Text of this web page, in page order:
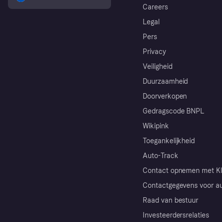
Careers
Legal
Pers
Privacy
Veiligheid
Duurzaamheid
Doorverkopen
Gedragscode BNPL
Wikipink
Toegankelijkheid
Auto-Track
Contact opnemen met
Contactgegevens voor
Raad van bestuur
Investeerdersrelaties